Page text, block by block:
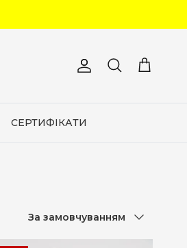
Обліковий запис
Пошук Кошик
СЕРТИФІКАТИ
За замовчуванням